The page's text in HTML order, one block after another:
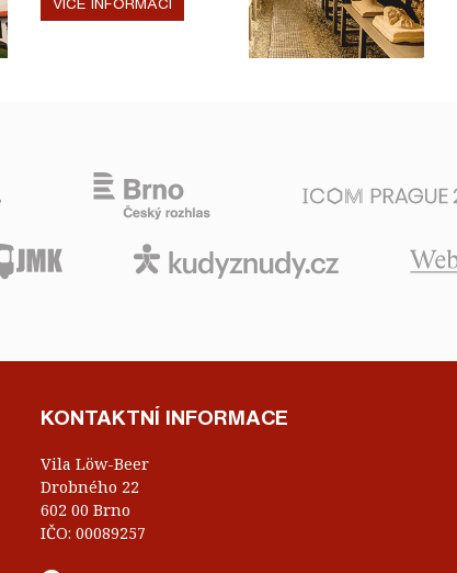
KONTAKTNÍ INFORMACE
Vila Löw-Beer
Drobného 22
602 00 Brno
IČO: 00089257